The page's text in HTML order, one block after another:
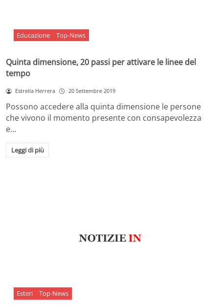
Educazione Top-News
Quinta dimensione, 20 passi per attivare le linee del
tempo
Estrella Herrera 20 Settembre 2019
Possono accedere alla quinta dimensione le persone
che vivono il momento presente con consapevolezza
e…
Leggi di più
Esteri Top-News